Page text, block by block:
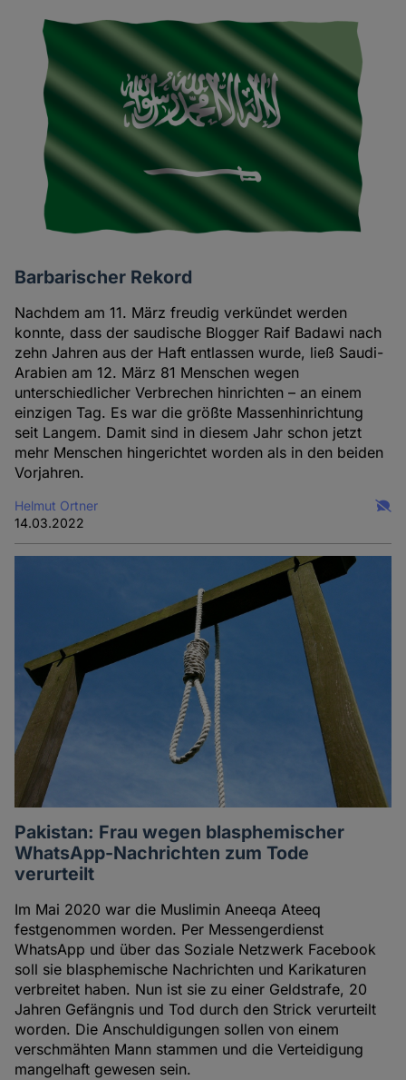
Barbarischer Rekord
Nachdem am 11. März freudig verkündet werden
konnte, dass der saudische Blogger Raif Badawi nach
zehn Jahren aus der Haft entlassen wurde, ließ Saudi-
Arabien am 12. März 81 Menschen wegen
unterschiedlicher Verbrechen hinrichten – an einem
einzigen Tag. Es war die größte Massenhinrichtung
seit Langem. Damit sind in diesem Jahr schon jetzt
mehr Menschen hingerichtet worden als in den beiden
Vorjahren.
Helmut Ortner
14.03.2022
Pakistan: Frau wegen blasphemischer
WhatsApp-Nachrichten zum Tode
verurteilt
Im Mai 2020 war die Muslimin Aneeqa Ateeq
festgenommen worden. Per Messengerdienst
WhatsApp und über das Soziale Netzwerk Facebook
soll sie blasphemische Nachrichten und Karikaturen
verbreitet haben. Nun ist sie zu einer Geldstrafe, 20
Jahren Gefängnis und Tod durch den Strick verurteilt
worden. Die Anschuldigungen sollen von einem
verschmähten Mann stammen und die Verteidigung
mangelhaft gewesen sein.